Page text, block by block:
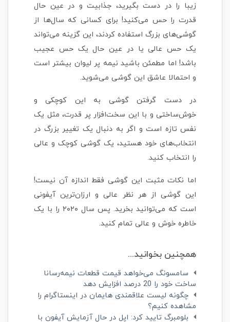
زیبا را در دست بگیرید، جذابیت و در عین حال
قدرت را حس می‌کنید! برای کسانی که سال‌ها از
گوشی‌های بزرگ استفاده کردند، این گزینه می‌تواند
یک حس عالی یا در عین حال یک حس عجیب
باشد! اما مطمئن باشید نیمه پر لیوان بیشتر است
و احتمالا عاشق این گوشی می‌شوید.
در دست گرفتن گوشی به این کوچکی و
خوش‌ساختی و با این سخت‌افزار پر قدرت، مثل یک
نفس تازه است و اگر به دنبال یک تغییر بزرگ در
انتخاب‌های خود هستید، یک گوشی کوچک و عالی
را انتخاب کنید.
اما نکات مثبت این گوشی فقط اندازه آن نیست!
این گوشی از هر نظر عالی و ارزان‌ترین آیفونی
است که می‌توانید بخرید. پس سال ۲۰۲۰ را با یک
خاطره خوش و عالی تمام کنید.
همچنین بخوانید...
سامسونگ می‌خواهد قیمت قطعات نیمه‌رسانا
ساخت خود را 20 درصد افزایش دهد
چگونه لیست علاقمندی هایمان در اینستاگرام را
مشاهده کنیم؟
بلومبرگ تایید کرد: اپل در حال آزمایش آیفون با